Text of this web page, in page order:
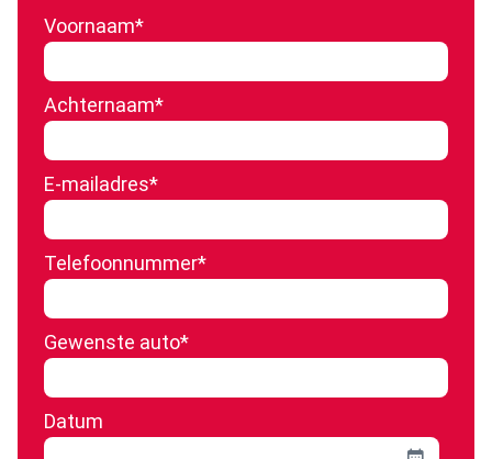
Voornaam*
Achternaam*
E-mailadres*
Telefoonnummer*
Gewenste auto*
Datum